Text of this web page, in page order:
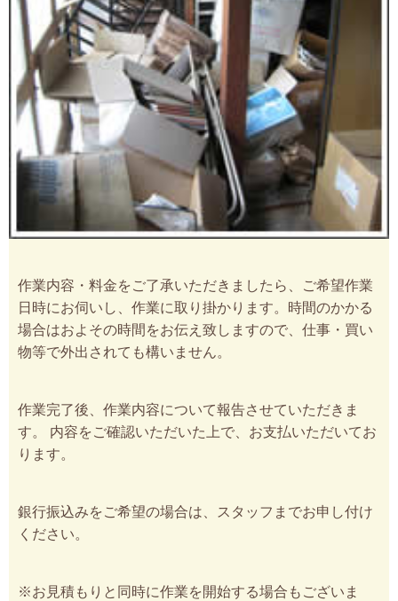
作業内容・料金をご了承いただきましたら、ご希望作業
日時にお伺いし、作業に取り掛かります。時間のかかる
場合はおよその時間をお伝え致しますので、仕事・買い
物等で外出されても構いません。
作業完了後、作業内容について報告させていただきま
す。 内容をご確認いただいた上で、お支払いただいてお
ります。
銀行振込みをご希望の場合は、スタッフまでお申し付け
ください。
※お見積もりと同時に作業を開始する場合もございま